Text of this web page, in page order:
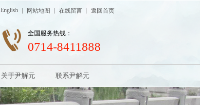
English 网站地图 在线留言 返回首页
全国服务热线：
0714-8411888
关于尹解元 联系尹解元